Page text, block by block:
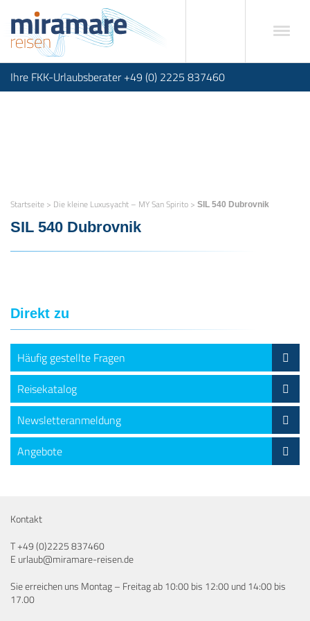
Ihre FKK-Urlaubsberater +49 (0) 2225 837460
Startseite > Die kleine Luxusyacht – MY San Spirito > SIL 540 Dubrovnik
SIL 540 Dubrovnik
Direkt zu
Häufig gestellte Fragen
Reisekatalog
Newsletteranmeldung
Angebote
Kontakt
T+49 (0)2225 837460
E urlaub@miramare-reisen.de
Sie erreichen uns Montag – Freitag ab 10:00 bis 12:00 und 14:00 bis
17.00